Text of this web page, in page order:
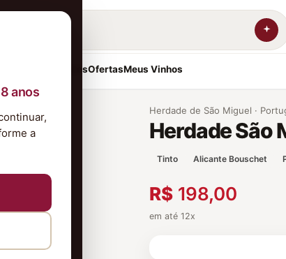
anos
a
Kits & PresentesOfertasMeus Vinhos
Herdade de São Miguel ·
Herdade São
Tinto Alicante Bouschet
R$ 198,00
em até 12x